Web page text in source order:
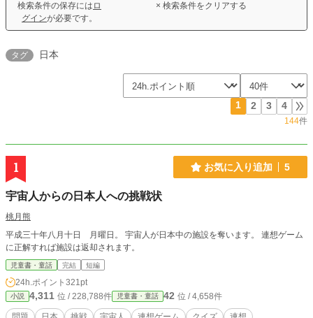
検索条件の保存には ロ
グインが必要です。
× 検索条件をクリアする
タグ 日本
1 2 3 4
144件
1 お気に入り追加 5
宇宙人からの日本人への挑戦状
桃月熊
平成三十年八月十日 月曜日。 宇宙人が日本中の施設を奪います。 連想ゲーム
に正解すれば施設は返却されます。
児童書・童話 完結 短編
24h.ポイント 321pt
小説 4,311 位 / 228,788件 児童書・童話 42 位 / 4,658件